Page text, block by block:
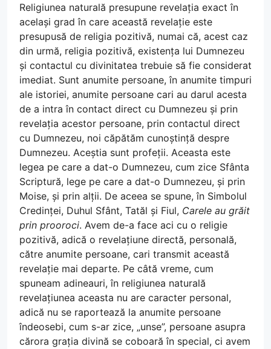
Religiunea naturală presupune revelația exact în
același grad în care această revelație este
presupusă de religia pozitivă, numai că, acest caz
din urmă, religia pozitivă, existența lui Dumnezeu
și contactul cu divinitatea trebuie să fie considerat
imediat. Sunt anumite persoane, în anumite timpuri
ale istoriei, anumite persoane cari au darul acesta
de a intra în contact direct cu Dumnezeu și prin
revelația acestor persoane, prin contactul direct
cu Dumnezeu, noi căpătăm cunoștință despre
Dumnezeu. Aceștia sunt profeții. Aceasta este
legea pe care a dat-o Dumnezeu, cum zice Sfânta
Scriptură, lege pe care a dat-o Dumnezeu, și prin
Moise, și prin alții. De aceea se spune, în Simbolul
Credinței, Duhul Sfânt, Tatăl și Fiul, Carele au grăit
prin prooroci. Avem de-a face aci cu o religie
pozitivă, adică o revelațiune directă, personală,
către anumite persoane, cari transmit această
revelație mai departe. Pe câtă vreme, cum
spuneam adineauri, în religiunea naturală
revelațiunea aceasta nu are caracter personal,
adică nu se raportează la anumite persoane
îndeosebi, cum s-ar zice, „unse”, persoane asupra
cărora grația divină se coboară în special, ci avem